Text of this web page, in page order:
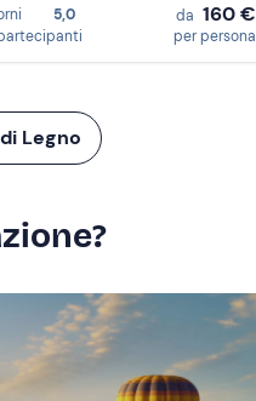
5,0
da 160 €
per persona
Legno